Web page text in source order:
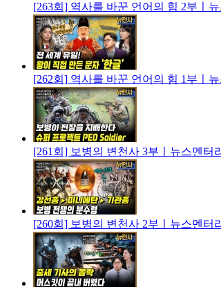
[263회] 역사를 바꾼 언어의 힘 2부ㅣ
[262회] 역사를 바꾼 언어의 힘 1부ㅣ
[261회] 보병의 변천사 3부ㅣ뉴스멘터
[260회] 보병의 변천사 2부ㅣ뉴스멘터